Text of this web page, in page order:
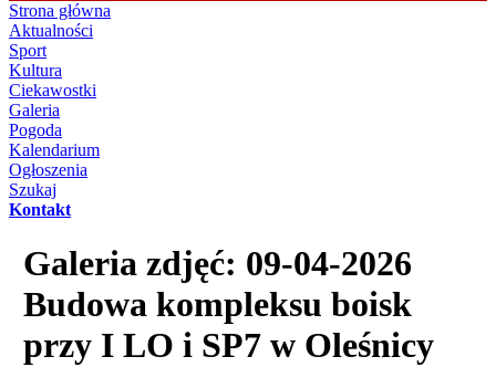
Strona główna
Aktualności
Sport
Kultura
Ciekawostki
Galeria
Pogoda
Kalendarium
Ogłoszenia
Szukaj
Kontakt
Galeria zdjęć: 09-04-2026
Budowa kompleksu boisk
przy I LO i SP7 w Oleśnicy